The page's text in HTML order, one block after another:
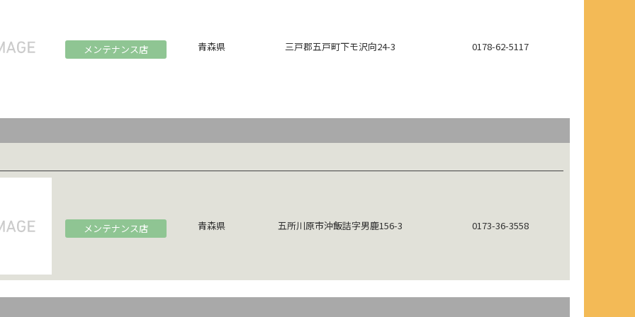
メンテナンス店 青森県 三戸郡五戸町下モ沢向24-3 0178-62-5117
メンテナンス店 青森県 五所川原市沖飯詰字男鹿156-3 0173-36-3558